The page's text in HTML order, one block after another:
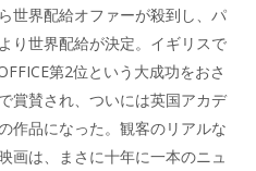
世界配給オファーが殺到し、パ
り世界配給が決定。イギリスで
第2位という大成功をおさ
賞賛され、ついには英国アカデ
作品になった。観客のリアルな
画は、まさに十年に一本のニュ